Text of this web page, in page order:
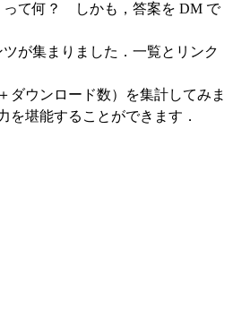
って何？ しかも，答案を DM で
が集まりました．一覧とリンク
ウンロード数）を集計してみま
堪能することができます．